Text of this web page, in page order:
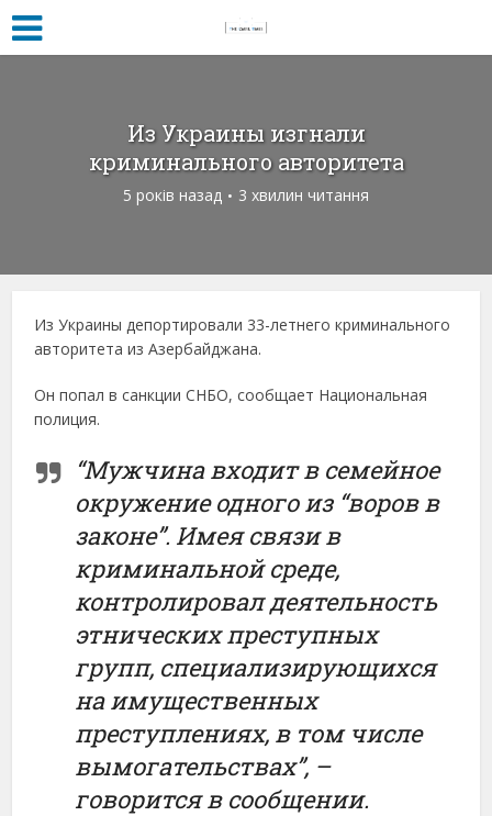
Из Украины изгнали
криминального авторитета
5 років назад 3 хвилин читання
Из Украины депортировали 33-летнего криминального
авторитета из Азербайджана.
Он попал в санкции СНБО, сообщает Национальная
полиция.
“Мужчина входит в семейное
окружение одного из “воров в
законе”. Имея связи в
криминальной среде,
контролировал деятельность
этнических преступных
групп, специализирующихся
на имущественных
преступлениях, в том числе
вымогательствах”, –
говорится в сообщении.